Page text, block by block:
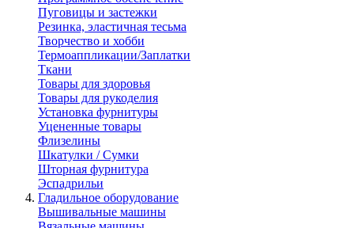
Пуговицы и застежки
Резинка, эластичная тесьма
Творчество и хобби
Термоаппликации/Заплатки
Ткани
Товары для здоровья
Товары для рукоделия
Установка фурнитуры
Уцененные товары
Флизелины
Шкатулки / Сумки
Шторная фурнитура
Эспадрильи
Гладильное оборудование
Вышивальные машины